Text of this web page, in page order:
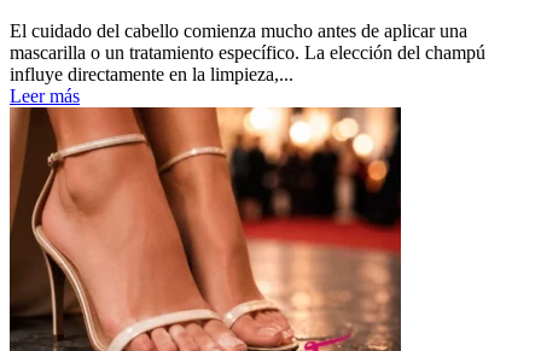
El cuidado del cabello comienza mucho antes de aplicar una
mascarilla o un tratamiento específico. La elección del champú
influye directamente en la limpieza,...
Leer más